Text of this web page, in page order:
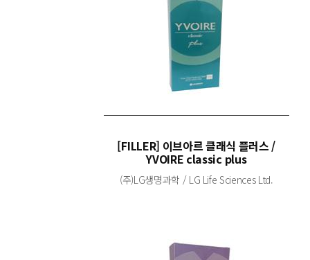
[FILLER] 이브아르 클래식 플러스 /
YVOIRE classic plus
(주)LG생명과학 / LG Life Sciences Ltd.